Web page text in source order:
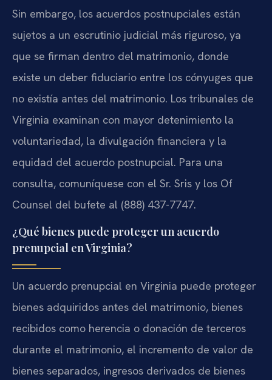
Sin embargo, los acuerdos postnupciales están
sujetos a un escrutinio judicial más riguroso, ya
que se firman dentro del matrimonio, donde
existe un deber fiduciario entre los cónyuges que
no existía antes del matrimonio. Los tribunales de
Virginia examinan con mayor detenimiento la
voluntariedad, la divulgación financiera y la
equidad del acuerdo postnupcial. Para una
consulta, comuníquese con el Sr. Sris y los Of
Counsel del bufete al (888) 437-7747.
¿Qué bienes puede proteger un acuerdo
prenupcial en Virginia?
Un acuerdo prenupcial en Virginia puede proteger
bienes adquiridos antes del matrimonio, bienes
recibidos como herencia o donación de terceros
durante el matrimonio, el incremento de valor de
bienes separados, ingresos derivados de bienes